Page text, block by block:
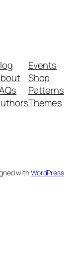
Events
Shop
Patterns
Themes
withWordPress